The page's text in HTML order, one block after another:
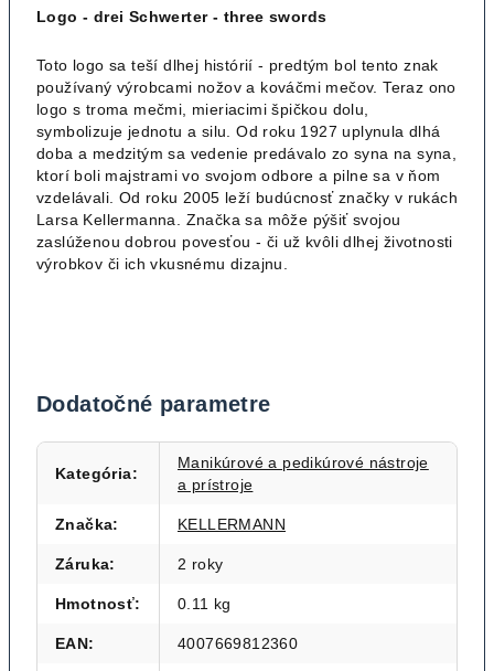
Logo - drei Schwerter - three swords
Toto logo sa teší dlhej histórií - predtým bol tento znak
používaný výrobcami nožov a kováčmi mečov. Teraz ono
logo s troma mečmi, mieriacimi špičkou dolu,
symbolizuje jednotu a silu. Od roku 1927 uplynula dlhá
doba a medzitým sa vedenie predávalo zo syna na syna,
ktorí boli majstrami vo svojom odbore a pilne sa v ňom
vzdelávali. Od roku 2005 leží budúcnosť značky v rukách
Larsa Kellermanna. Značka sa môže pýšiť svojou
zaslúženou dobrou povesťou - či už kvôli dlhej životnosti
výrobkov či ich vkusnému dizajnu.
Dodatočné parametre
Kategória:
Manikúrové a pedikúrové nástroje
a prístroje
Značka: KELLERMANN
Záruka: 2 roky
Hmotnosť: 0.11 kg
EAN: 4007669812360